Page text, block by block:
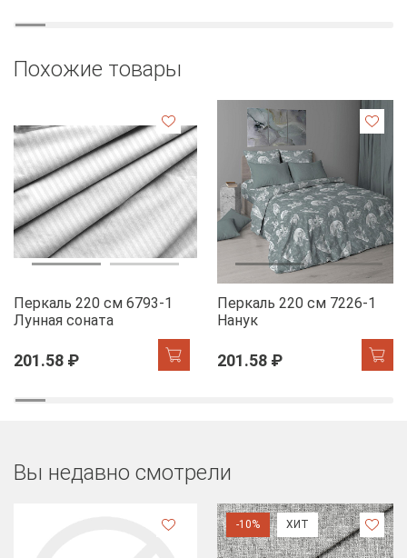
Похожие товары
Перкаль 220 см 6793-1
Лунная соната
201.58 ₽
Перкаль 220 см 7226-1
Нанук
201.58 ₽
Вы недавно смотрели
-10% ХИТ